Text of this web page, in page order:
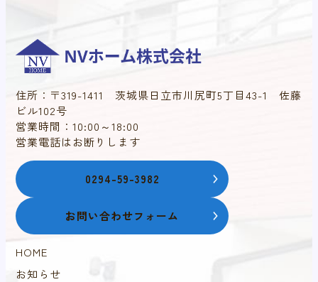
住所：〒319-1411 茨城県日立市川尻町5丁目43-1 佐藤
ビル102号
営業時間：10:00～18:00
営業電話はお断りします
0294-59-3982
お問い合わせフォーム
HOME
お知らせ